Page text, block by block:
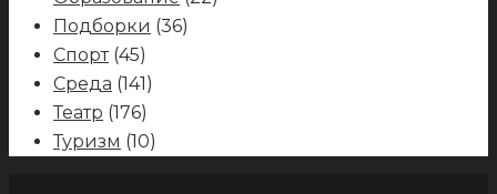
Подборки (36)
Спорт(45)
Среда (141)
Театр (176)
Туризм (10)